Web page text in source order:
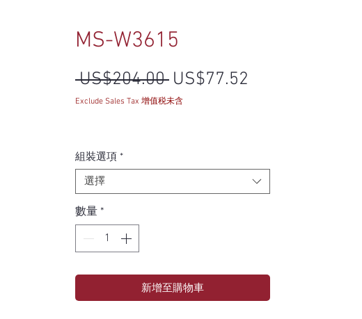
MS-W3615
US$204.00 一般價格
US$77.52
Exclude Sales Tax 增值税未含
組裝選項 *
選擇
數量 *
新增至購物車